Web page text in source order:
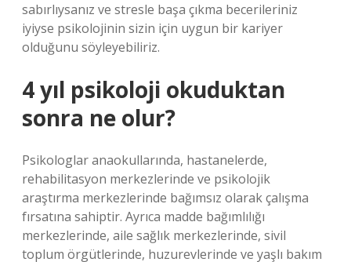
sabırlıysanız ve stresle başa çıkma becerileriniz
iyiyse psikolojinin sizin için uygun bir kariyer
olduğunu söyleyebiliriz.
4 yıl psikoloji okuduktan
sonra ne olur?
Psikologlar anaokullarında, hastanelerde,
rehabilitasyon merkezlerinde ve psikolojik
araştırma merkezlerinde bağımsız olarak çalışma
fırsatına sahiptir. Ayrıca madde bağımlılığı
merkezlerinde, aile sağlık merkezlerinde, sivil
toplum örgütlerinde, huzurevlerinde ve yaşlı bakım